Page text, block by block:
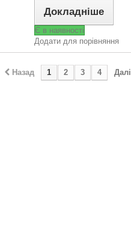
Докладніше
Є в наявності
Додати для порівняння
Назад 1 2 3 4 Далі